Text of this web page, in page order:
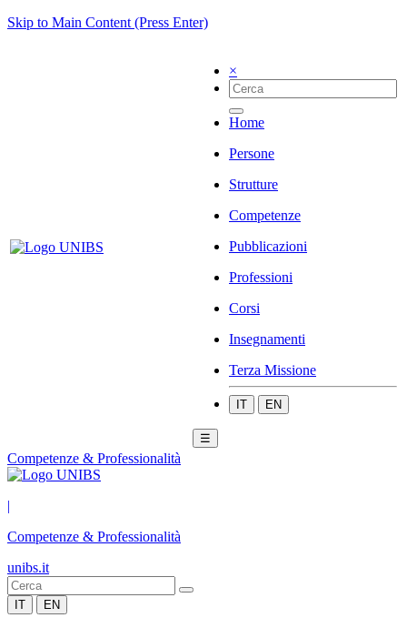
Skip to Main Content (Press Enter)
×
Home
Persone
Strutture
Competenze
Pubblicazioni
Professioni
Corsi
Insegnamenti
Terza Missione
IT EN
☰
Competenze & Professionalità
|
Competenze & Professionalità
unibs.it
IT EN